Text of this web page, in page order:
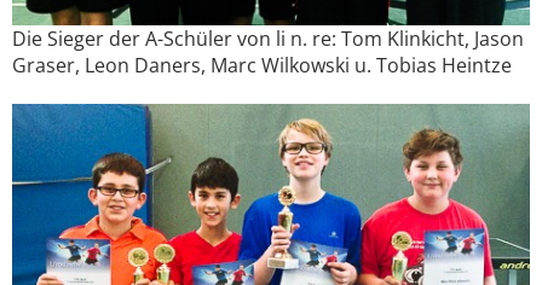
Die Sieger der A-Schüler von li n. re: Tom Klinkicht, Jason
Graser, Leon Daners, Marc Wilkowski u. Tobias Heintze